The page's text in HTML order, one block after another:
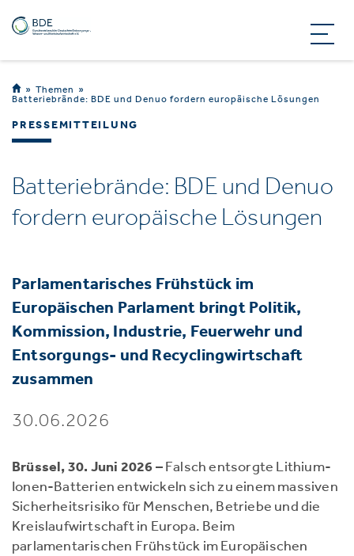
Themen
Batteriebrände: BDE und Denuo fordern europäische Lösungen
PRESSEMITTEILUNG
Batteriebrände: BDE und Denuo
fordern europäische Lösungen
Parlamentarisches Frühstück im
Europäischen Parlament bringt Politik,
Kommission, Industrie, Feuerwehr und
Entsorgungs- und Recyclingwirtschaft
zusammen
30.06.2026
Brüssel, 30. Juni 2026– Falsch entsorgte Lithium-
Ionen-Batterien entwickeln sich zu einem massiven
Sicherheitsrisiko für Menschen, Betriebe und die
Kreislaufwirtschaft in Europa. Beim
parlamentarischen Frühstück im Europäischen